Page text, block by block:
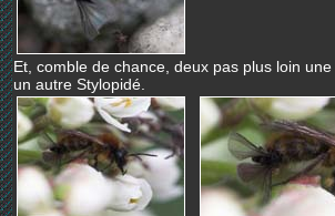
Et, comble de chance, deux pas plus loin
un autre Stylopidé.